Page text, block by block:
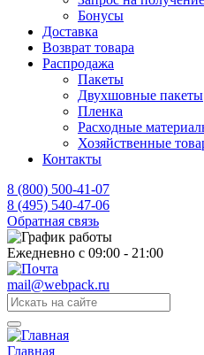
Бонусы
Доставка
Возврат товара
Распродажа
Пакеты
Двухшовные пакеты
Пленка
Расходные
Хозяйственные
Контакты
8 (800) 500-41-07
8 (495) 540-47-06
Обратная связь
Ежедневно с 09:00 - 21:00
mail@webpack.ru
Главная